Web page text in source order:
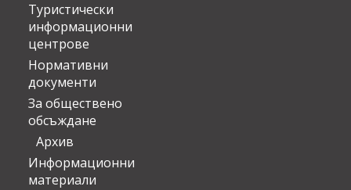
Туристически
информационни
центрове
Нормативни
документи
За обществено
обсъждане
Архив
Информационни
материали